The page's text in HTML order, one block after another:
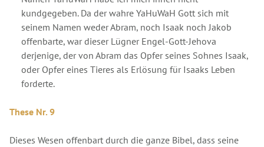
kundgegeben. Da der wahre YaHuWaH Gott sich mit
seinem Namen weder Abram, noch Isaak noch Jakob
offenbarte, war dieser Lügner Engel-Gott-Jehova
derjenige, der von Abram das Opfer seines Sohnes Isaak,
oder Opfer eines Tieres als Erlösung für Isaaks Leben
forderte.
These Nr. 9
Dieses Wesen offenbart durch die ganze Bibel, dass seine